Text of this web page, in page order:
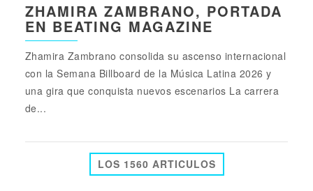
ZHAMIRA ZAMBRANO, PORTADA
EN BEATING MAGAZINE
Zhamira Zambrano consolida su ascenso internacional
con la Semana Billboard de la Música Latina 2026 y
una gira que conquista nuevos escenarios La carrera
de...
LOS 1560 ARTICULOS